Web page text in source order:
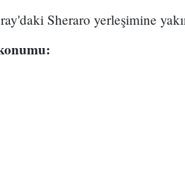
Sheraro yerleşimine